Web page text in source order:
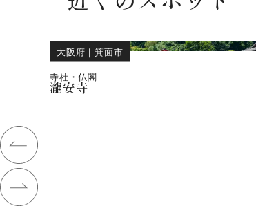
大阪府 ｜箕面市
寺社・仏閣
瀧安寺